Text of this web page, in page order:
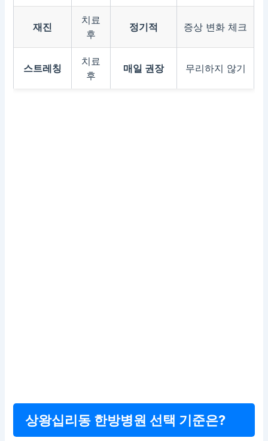
재진
치료
후
정기적 증상 변화 체크
스트레칭
치료
후
매일 권장 무리하지 않기
상왕십리동 한방병원 선택 기준은?